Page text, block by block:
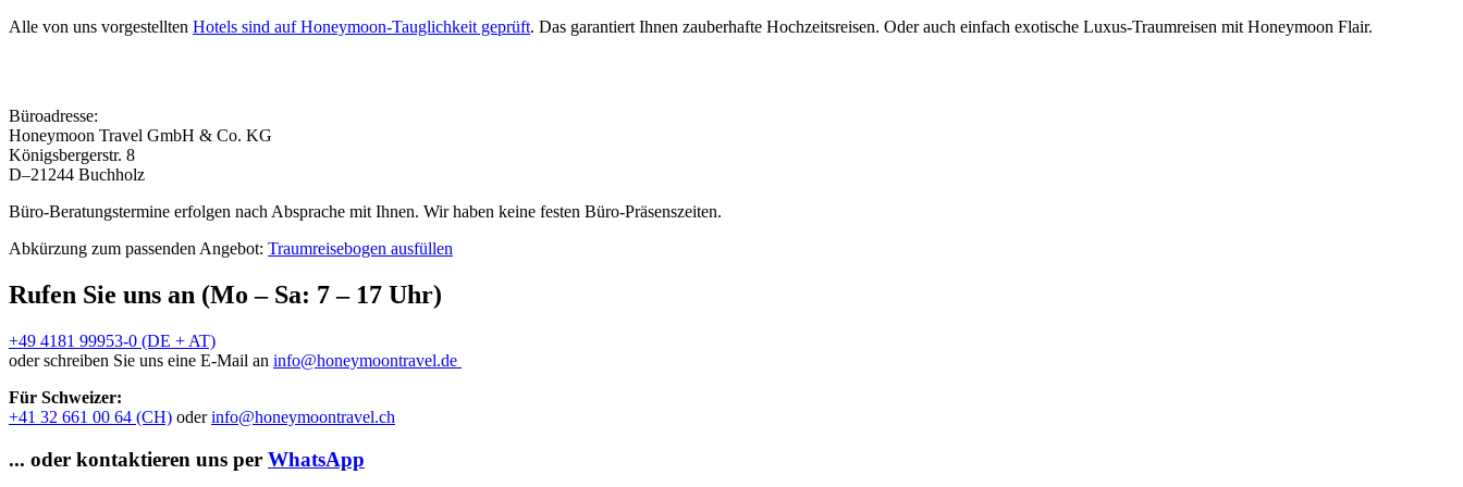
Alle von uns vorgestellten Hotels sind auf Honeymoon-Tauglichkeit geprüft. Das garantiert Ihnen zauberhafte Hochzeitsreisen. Oder auch einfach exotische Luxus-Traumreisen mit Honeymoon Flair.
Büroadresse:
Honeymoon Travel GmbH & Co. KG
Königsbergerstr. 8
D–21244 Buchholz
Büro-Beratungstermine erfolgen nach Absprache mit Ihnen. Wir haben keine festen Büro-Präsenszeiten.
Abkürzung zum passenden Angebot: Traumreisebogen ausfüllen
Rufen Sie uns an (Mo – Sa: 7 – 17 Uhr)
+49 4181 99953-0 (DE + AT)
oder schreiben Sie uns eine E-Mail an info@honeymoontravel.de
Für Schweizer:
+41 32 661 00 64 (CH) oderinfo@honeymoontravel.ch
... oder kontaktieren uns per WhatsApp